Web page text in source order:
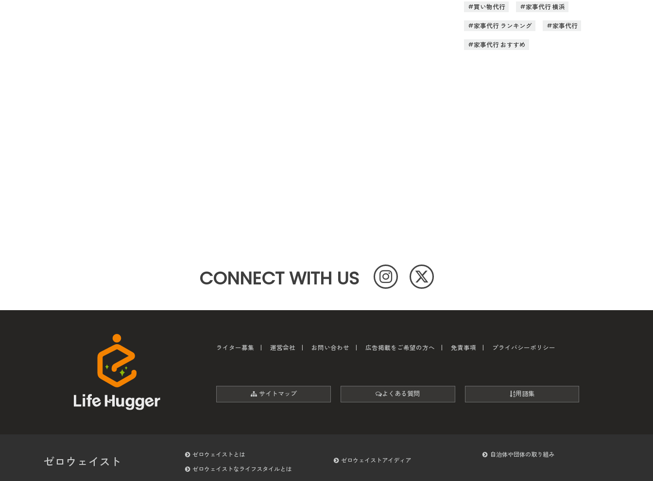
買い物代行 家事代行 横浜
家事代行 ランキング 家事代行
家事代行 おすすめ
CONNECT WITH US
ライター募集 運営会社 お問い合わせ 広告掲載をご希望の方へ 免責事項 プライバシーポリシー
サイトマップ よくある質問 用語集
ゼロウェイスト
ゼロウェイストとは
ゼロウェイストなライフスタイルとは
ゼロウェイストアイディア
自治体や団体の取り組み